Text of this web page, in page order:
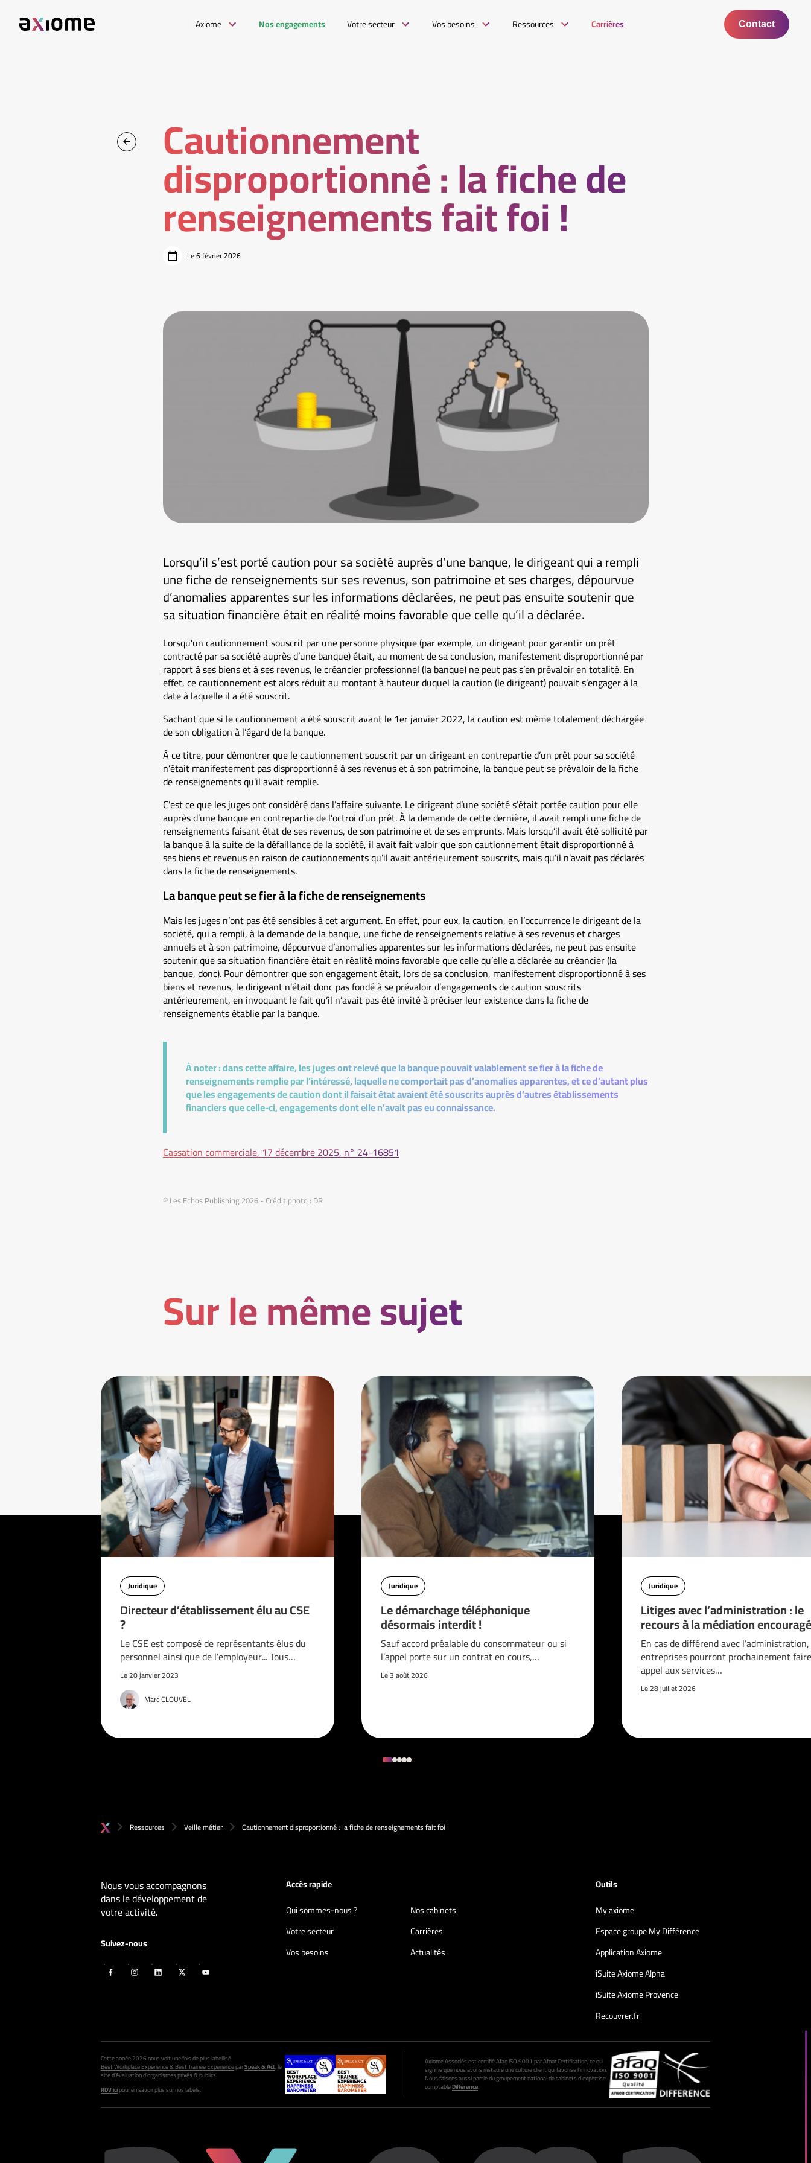
Axiome Nos engagements Votre secteur Vos besoins Ressources Carrières Contact
Cautionnement
disproportionné : la fiche de
renseignements fait foi !
Le 6 février 2026
Lorsqu’il s’est porté caution pour sa société auprès d’une banque, le dirigeant qui a rempli
une fiche de renseignements sur ses revenus, son patrimoine et ses charges, dépourvue
d’anomalies apparentes sur les informations déclarées, ne peut pas ensuite soutenir que
sa situation financière était en réalité moins favorable que celle qu’il a déclarée.
Lorsqu’un cautionnement souscrit par une personne physique (par exemple, un dirigeant pour garantir un prêt
contracté par sa société auprès d’une banque) était, au moment de sa conclusion, manifestement disproportionné par
rapport à ses biens et à ses revenus, le créancier professionnel (la banque) ne peut pas s’en prévaloir en totalité. En
effet, ce cautionnement est alors réduit au montant à hauteur duquel la caution (le dirigeant) pouvait s’engager à la
date à laquelle il a été souscrit.
Sachant que si le cautionnement a été souscrit avant le 1er janvier 2022, la caution est même totalement déchargée
de son obligation à l’égard de la banque.
À ce titre, pour démontrer que le cautionnement souscrit par un dirigeant en contrepartie d’un prêt pour sa société
n’était manifestement pas disproportionné à ses revenus et à son patrimoine, la banque peut se prévaloir de la fiche
de renseignements qu’il avait remplie.
C’est ce que les juges ont considéré dans l’affaire suivante. Le dirigeant d’une société s’était portée caution pour elle
auprès d’une banque en contrepartie de l’octroi d’un prêt. À la demande de cette dernière, il avait rempli une fiche de
renseignements faisant état de ses revenus, de son patrimoine et de ses emprunts. Mais lorsqu’il avait été sollicité par
la banque à la suite de la défaillance de la société, il avait fait valoir que son cautionnement était disproportionné à
ses biens et revenus en raison de cautionnements qu’il avait antérieurement souscrits, mais qu’il n’avait pas déclarés
dans la fiche de renseignements.
La banque peut se fier à la fiche de renseignements
Mais les juges n’ont pas été sensibles à cet argument. En effet, pour eux, la caution, en l’occurrence le dirigeant de la
société, qui a rempli, à la demande de la banque, une fiche de renseignements relative à ses revenus et charges
annuels et à son patrimoine, dépourvue d’anomalies apparentes sur les informations déclarées, ne peut pas ensuite
soutenir que sa situation financière était en réalité moins favorable que celle qu’elle a déclarée au créancier (la
banque, donc). Pour démontrer que son engagement était, lors de sa conclusion, manifestement disproportionné à ses
biens et revenus, le dirigeant n’était donc pas fondé à se prévaloir d’engagements de caution souscrits
antérieurement, en invoquant le fait qu’il n’avait pas été invité à préciser leur existence dans la fiche de
renseignements établie par la banque.
À noter :dans cette affaire, les juges ont relevé que la banque pouvait valablement se fier à la fiche de
renseignements remplie par l’intéressé, laquelle ne comportait pas d’anomalies apparentes, et ce d’autant plus
que les engagements de caution dont il faisait état avaient été souscrits auprès d’autres établissements
financiers que celle-ci, engagements dont elle n’avait pas eu connaissance.
Cassation commerciale, 17 décembre 2025, n° 24-16851
© Les Echos Publishing 2026 - Crédit photo : DR
Sur le même sujet
Juridique
Directeur d’établissement élu au CSE
?
Le CSE est composé de représentants élus du
personnel ainsi que de l’employeur... Tous…
Le 20 janvier 2023
Marc CLOUVEL
Juridique
Le démarchage téléphonique
désormais interdit !
Sauf accord préalable du consommateur ou si
l’appel porte sur un contrat en cours,…
Le 3 août 2026
Juridique
Litiges avec l’administration : le
recours à la médiation
En cas de différend avec
entreprises pourront prochainement faire
appel aux services…
Le 28 juillet 2026
Ressources Veille métier Cautionnement disproportionné : la fiche de renseignements fait foi !
Nous vous accompagnons
dans le développement de
votre activité.
Suivez-nous
Accès rapide
Qui sommes-nous ?
Nos cabinets
Votre secteur
Carrières
Vos besoins
Actualités
Outils
My axiome
Espace groupe My Différence
Application Axiome
iSuite Axiome Alpha
iSuite Axiome Provence
Recouvrer.fr
Cette année 2026 nous voit une fois de plus labellisé
Best Workplace Experience & Best Trainee ExperienceparSpeak & Act, le
site d’évaluation d’organismes privés & publics.
RDV icipour en savoir plus sur nos labels.
Axiome Associés est certifié Afaq ISO 9001 par Afnor Certification, ce qui
signifie que nous avons instauré une culture client qui favorise l’innovation.
Nous faisons aussi partie du groupement national de cabinets d’expertise
comptableDifférence.